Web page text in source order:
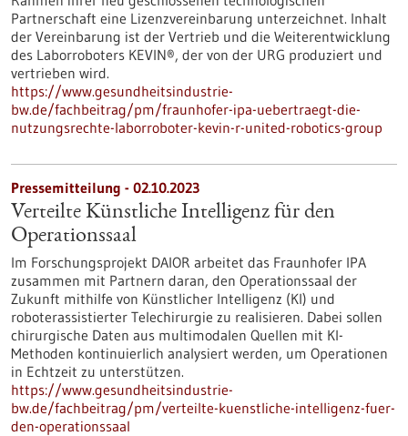
Partnerschaft eine Lizenzvereinbarung unterzeichnet. Inhalt
der Vereinbarung ist der Vertrieb und die Weiterentwicklung
des Laborroboters KEVIN®, der von der URG produziert und
vertrieben wird.
https://www.gesundheitsindustrie-
bw.de/fachbeitrag/pm/fraunhofer-ipa-uebertraegt-die-
nutzungsrechte-laborroboter-kevin-r-united-robotics-group
Pressemitteilung - 02.10.2023
Verteilte Künstliche Intelligenz für den
Operationssaal
Im Forschungsprojekt DAIOR arbeitet das Fraunhofer IPA
zusammen mit Partnern daran, den Operationssaal der
Zukunft mithilfe von Künstlicher Intelligenz (KI) und
roboterassistierter Telechirurgie zu realisieren. Dabei sollen
chirurgische Daten aus multimodalen Quellen mit KI-
Methoden kontinuierlich analysiert werden, um Operationen
in Echtzeit zu unterstützen.
https://www.gesundheitsindustrie-
bw.de/fachbeitrag/pm/verteilte-kuenstliche-intelligenz-fuer-
den-operationssaal